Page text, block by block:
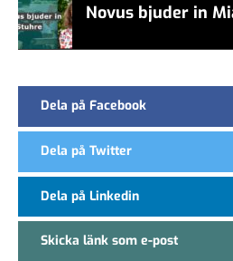
Novus bjuder in
Dela på Facebook
Dela på Twitter
Dela på Linkedin
Skicka länk som e-post